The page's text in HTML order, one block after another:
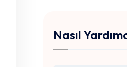
Nasıl